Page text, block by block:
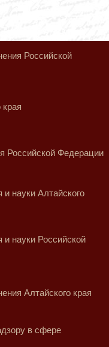
Российской
края
Российской Федерации
и науки Алтайского
и науки Российской
Алтайского края
в сфере